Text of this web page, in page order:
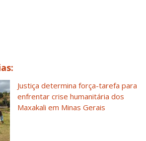
Justiça determina força-tarefa para
enfrentar crise humanitária dos
Maxakali em Minas Gerais